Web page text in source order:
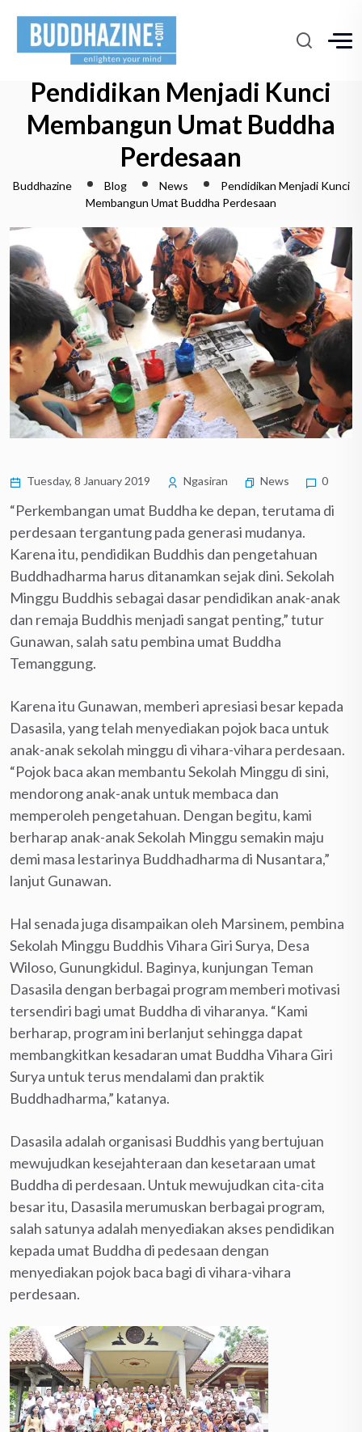
Pendidikan Menjadi Kunci
Membangun Umat Buddha
Perdesaan
Buddhazine Blog News
Pendidikan Menjadi Kunci
Membangun Umat Buddha Perdesaan
Tuesday, 8 January 2019 Ngasiran News 0
“Perkembangan umat Buddha ke depan, terutama di
perdesaan tergantung pada generasi mudanya.
Karena itu, pendidikan Buddhis dan pengetahuan
Buddhadharma harus ditanamkan sejak dini. Sekolah
Minggu Buddhis sebagai dasar pendidikan anak-anak
dan remaja Buddhis menjadi sangat penting,” tutur
Gunawan, salah satu pembina umat Buddha
Temanggung.
Karena itu Gunawan, memberi apresiasi besar kepada
Dasasila, yang telah menyediakan pojok baca untuk
anak-anak sekolah minggu di vihara-vihara perdesaan.
“Pojok baca akan membantu Sekolah Minggu di sini,
mendorong anak-anak untuk membaca dan
memperoleh pengetahuan. Dengan begitu, kami
berharap anak-anak Sekolah Minggu semakin maju
demi masa lestarinya Buddhadharma di Nusantara,”
lanjut Gunawan.
Hal senada juga disampaikan oleh Marsinem, pembina
Sekolah Minggu Buddhis Vihara Giri Surya, Desa
Wiloso, Gunungkidul. Baginya, kunjungan Teman
Dasasila dengan berbagai program memberi motivasi
tersendiri bagi umat Buddha di viharanya. “Kami
berharap, program ini berlanjut sehingga dapat
membangkitkan kesadaran umat Buddha Vihara Giri
Surya untuk terus mendalami dan praktik
Buddhadharma,” katanya.
Dasasila adalah organisasi Buddhis yang bertujuan
mewujudkan kesejahteraan dan kesetaraan umat
Buddha di perdesaan. Untuk mewujudkan cita-cita
besar itu, Dasasila merumuskan berbagai program,
salah satunya adalah menyediakan akses pendidikan
kepada umat Buddha di pedesaan dengan
menyediakan pojok baca bagi di vihara-vihara
perdesaan.